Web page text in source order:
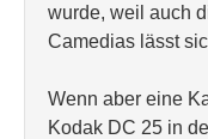
wurde, weil auch
Camedias lässt
Wenn aber eine
Kodak DC 25 in